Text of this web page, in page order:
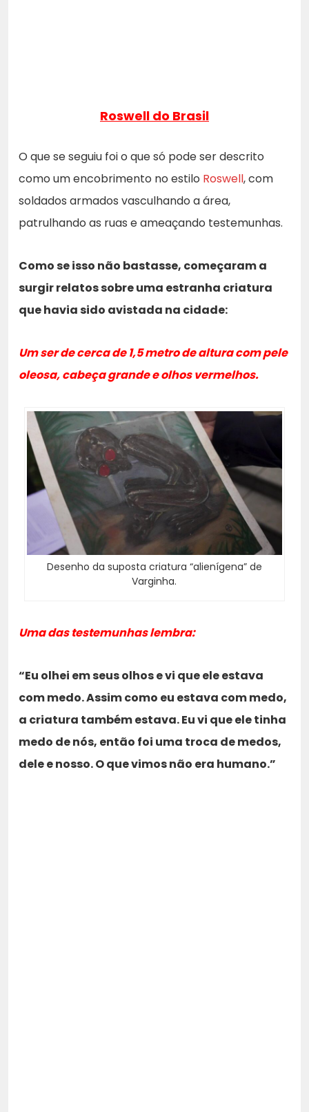
Roswell do Brasil
O que se seguiu foi o que só pode ser descrito
como um encobrimento no estilo Roswell, com
soldados armados vasculhando a área,
patrulhando as ruas e ameaçando testemunhas.
Como se isso não bastasse, começaram a
surgir relatos sobre uma estranha criatura
que havia sido avistada na cidade:
Um ser de cerca de 1,5 metro de altura com pele
oleosa, cabeça grande e olhos vermelhos.
Desenho da suposta criatura “alienígena” de
Varginha.
Uma das testemunhas lembra:
“Eu olhei em seus olhos e vi que ele estava
com medo. Assim como eu estava com medo,
a criatura também estava. Eu vi que ele tinha
medo de nós, então foi uma troca de medos,
dele e nosso. O que vimos não era humano.”